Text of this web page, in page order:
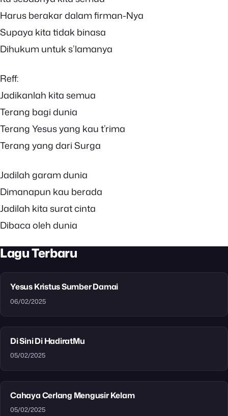
Harus berakar dalam firman-Nya
Supaya kita tidak binasa
Dihukum untuk s’lamanya
Reff:
Jadikanlah kita semua
Terang bagi dunia
Terang Yesus yang kau t’rima
Terang yang dari Surga
Jadilah garam dunia
Dimanapun kau berada
Jadilah kita surat cinta
Dibaca oleh dunia
Lagu Terbaru
Yesus Kristus Sumber Damai
06/02/2025
Di Sini Di HadiratMu
05/02/2025
Cahaya Cerlang Mengusir Kelam
05/02/2025